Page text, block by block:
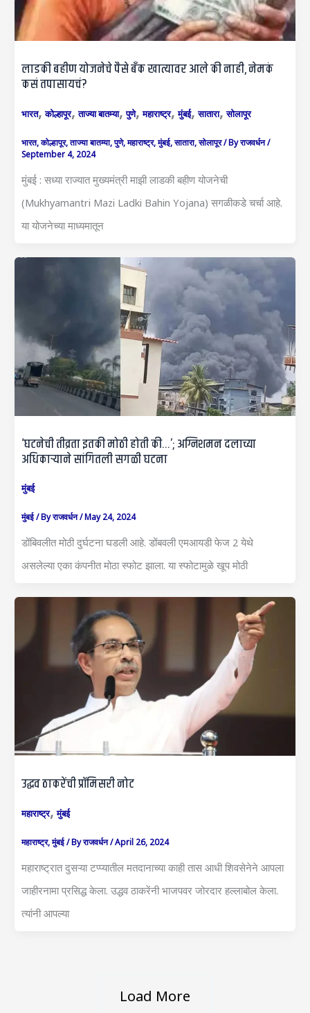
लाडकी बहीण योजनेचे पैसे बँक खात्यावर आले की नाही, नेमकं
कसं तपासायचं?
भारत,कोल्हापूर,ताज्या बातम्या,पुणे,महाराष्ट्र,मुंबई,सातारा,सोलापूर
भारत,कोल्हापूर,ताज्या बातम्या,पुणे,महाराष्ट्र,मुंबई,सातारा,सोलापूर/ Byराजवर्धन/
September 4, 2024
मुंबई : सध्या राज्यात मुख्यमंत्री माझी लाडकी बहीण योजनेची
(Mukhyamantri Mazi Ladki Bahin Yojana) सगळीकडे चर्चा आहे.
या योजनेच्या माध्यमातून
‘घटनेची तीव्रता इतकी मोठी होती की…’; अग्निशमन दलाच्या
अधिकाऱ्याने सांगितली सगळी घटना
मुंबई
मुंबई/ Byराजवर्धन/May 24, 2024
डोंबिवलीत मोठी दुर्घटना घडली आहे. डोंबवली एमआयडी फेज 2 येथे
असलेल्या एका कंपनीत मोठा स्फोट झाला. या स्फोटामुळे खूप मोठी
उद्धव ठाकरेंची प्रॉमिसरी नोट
महाराष्ट्र,मुंबई
महाराष्ट्र,मुंबई/ Byराजवर्धन/April 26, 2024
महाराष्ट्रात दुसऱ्या टप्प्यातील मतदानाच्या काही तास आधी शिवसेनेने आपला
जाहीरनामा प्रसिद्ध केला. उद्धव ठाकरेंनी भाजपवर जोरदार हल्लाबोल केला.
त्यांनी आपल्या
Load More